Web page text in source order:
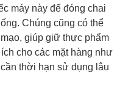
máy này để đóng chai
Chúng cũng có thể
giúp giữ thực phẩm
cho các mặt hàng như
thời hạn sử dụng lâu